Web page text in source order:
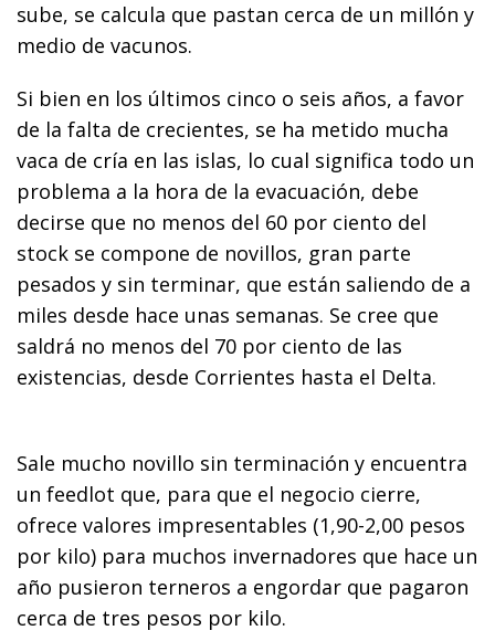
sube, se calcula que pastan cerca de un millón y
medio de vacunos.
Si bien en los últimos cinco o seis años, a favor
de la falta de crecientes, se ha metido mucha
vaca de cría en las islas, lo cual significa todo un
problema a la hora de la evacuación, debe
decirse que no menos del 60 por ciento del
stock se compone de novillos, gran parte
pesados y sin terminar, que están saliendo de a
miles desde hace unas semanas. Se cree que
saldrá no menos del 70 por ciento de las
existencias, desde Corrientes hasta el Delta.
Sale mucho novillo sin terminación y encuentra
un feedlot que, para que el negocio cierre,
ofrece valores impresentables (1,90-2,00 pesos
por kilo) para muchos invernadores que hace un
año pusieron terneros a engordar que pagaron
cerca de tres pesos por kilo.